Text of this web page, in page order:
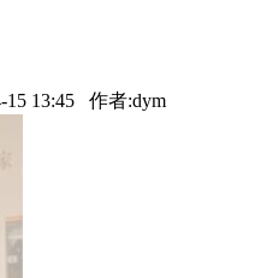
15 13:45 作者:dym